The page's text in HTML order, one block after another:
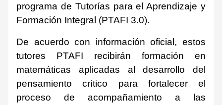
programa de Tutorías para el Aprendizaje y
Formación Integral (PTAFI 3.0).
De acuerdo con información oficial, estos
tutores PTAFI recibirán formación en
matemáticas aplicadas al desarrollo del
pensamiento crítico para fortalecer el
proceso de acompañamiento a las